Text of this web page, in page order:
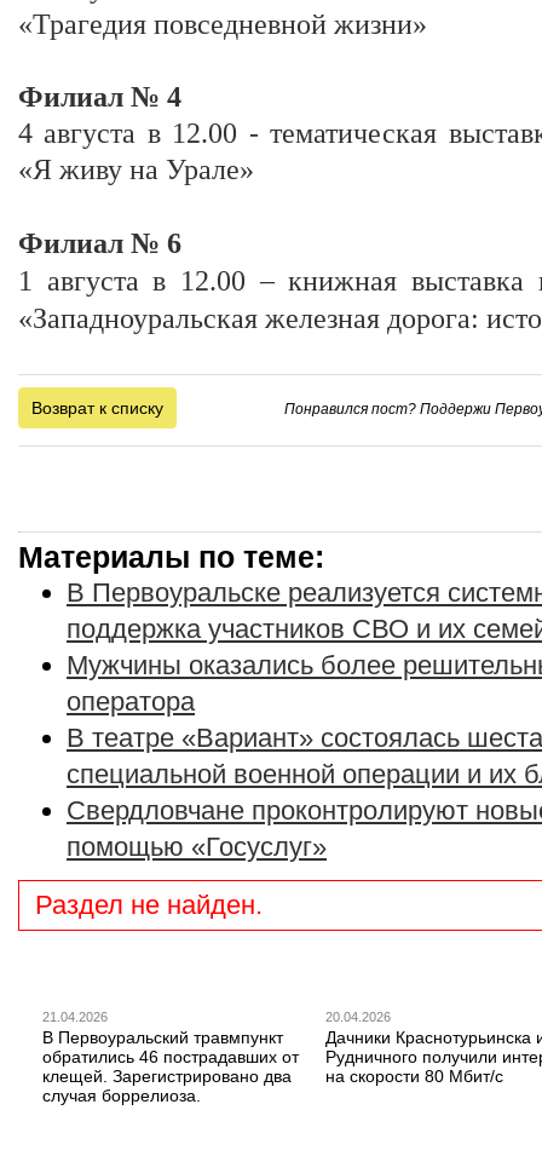
«Трагедия повседневной жизни»
Филиал № 4
4 августа в 12.00 - тематическая
«Я живу на Урале»
Филиал № 6
1 августа в 12.00 – книжная
«Западноуральская железная дорога:
Возврат к списку Понравился пост? Поддержи
Материалы по теме:
В Первоуральске реализуется
поддержка участников СВО и их
Мужчины оказались более
оператора
В театре «Вариант» состоялась
специальной военной операции и их
Свердловчане проконтролируют
помощью «Госуслуг»
Раздел не найден.
21.04.2026
В Первоуральский травмпункт
обратились 46 пострадавших от
клещей. Зарегистрировано два
случая боррелиоза.
20.04.2026
Дачники Краснотурьинска
Рудничного получили
на скорости 80 Мбит/с